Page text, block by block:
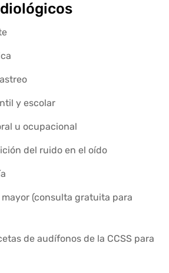
y escolar
u ocupacional
del ruido en el oído
(consulta gratuita para
de audífonos de la CCSS para